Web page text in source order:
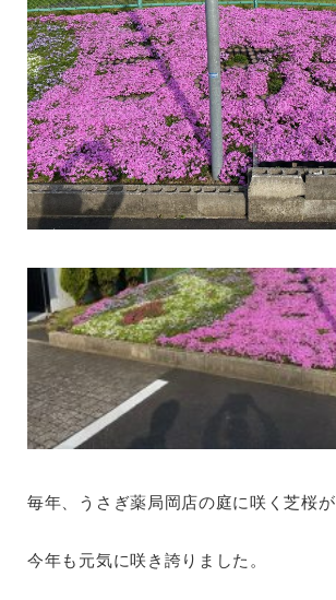
毎年、うさぎ薬局岡店の庭に咲く芝桜が
今年も元気に咲き誇りました。